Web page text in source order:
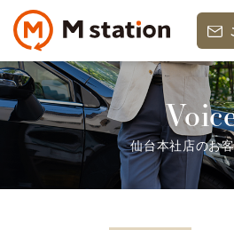
仙台本社店のお